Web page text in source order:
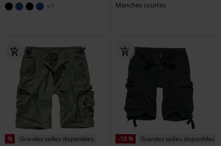
+7
Manches courtes
% Grandes tailles disponibles -10 %
Grandes tailles disponibles